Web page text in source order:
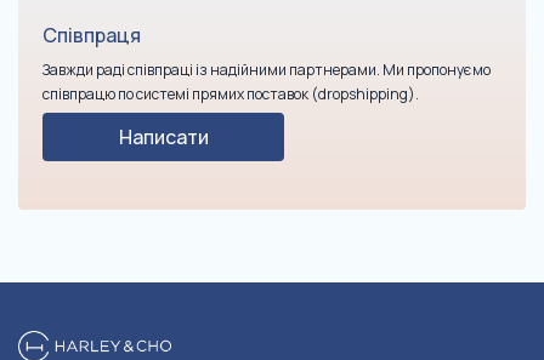
Співпраця
Завжди раді співпраці із надійними партнерами. Ми пропонуємо
співпрацю по системі прямих поставок (dropshipping).
Написати